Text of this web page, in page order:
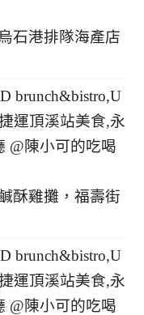
石港排隊海產店
酥雞攤，福壽街